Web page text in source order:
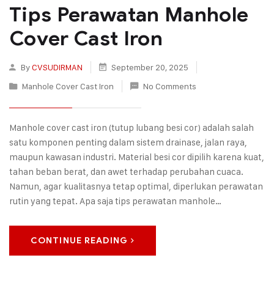
Tips Perawatan Manhole
Cover Cast Iron
ByCVSUDIRMAN
September 20, 2025
Manhole Cover Cast Iron
No Comments
Manhole cover cast iron (tutup lubang besi cor) adalah salah
satu komponen penting dalam sistem drainase, jalan raya,
maupun kawasan industri. Material besi cor dipilih karena kuat,
tahan beban berat, dan awet terhadap perubahan cuaca.
Namun, agar kualitasnya tetap optimal, diperlukan perawatan
rutin yang tepat. Apa saja tips perawatan manhole…
CONTINUE READING